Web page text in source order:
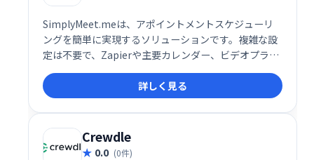
SimplyMeet.meは、アポイントメントスケジューリ
ングを簡単に実現するソリューションです。複雑な設
定は不要で、Zapierや主要カレンダー、ビデオプラッ
トフォームとの統合も可能です。スムーズな予約管理
で、お客様と効率的なミーティングを実現します。業
務効率化に繋がるシンプルで使いやすいシステムで
す。
詳しく見る
Crewdle
0.0 (0件)